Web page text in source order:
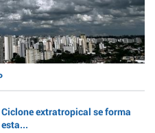
Ciclone extratropical se forma
esta...